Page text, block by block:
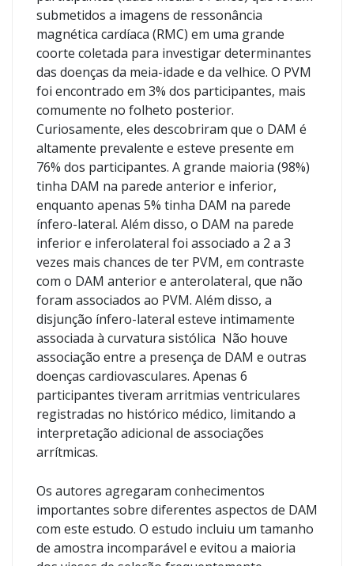
submetidos a imagens de ressonância
magnética cardíaca (RMC) em uma grande
coorte coletada para investigar determinantes
das doenças da meia-idade e da velhice. O PVM
foi encontrado em 3% dos participantes, mais
comumente no folheto posterior.
Curiosamente, eles descobriram que o DAM é
altamente prevalente e esteve presente em
76% dos participantes. A grande maioria (98%)
tinha DAM na parede anterior e inferior,
enquanto apenas 5% tinha DAM na parede
ínfero-lateral. Além disso, o DAM na parede
inferior e inferolateral foi associado a 2 a 3
vezes mais chances de ter PVM, em contraste
com o DAM anterior e anterolateral, que não
foram associados ao PVM. Além disso, a
disjunção ínfero-lateral esteve intimamente
associada à curvatura sistólica Não houve
associação entre a presença de DAM e outras
doenças cardiovasculares. Apenas 6
participantes tiveram arritmias ventriculares
registradas no histórico médico, limitando a
interpretação adicional de associações
arrítmicas.
Os autores agregaram conhecimentos
importantes sobre diferentes aspectos de DAM
com este estudo. O estudo incluiu um tamanho
de amostra incomparável e evitou a maioria